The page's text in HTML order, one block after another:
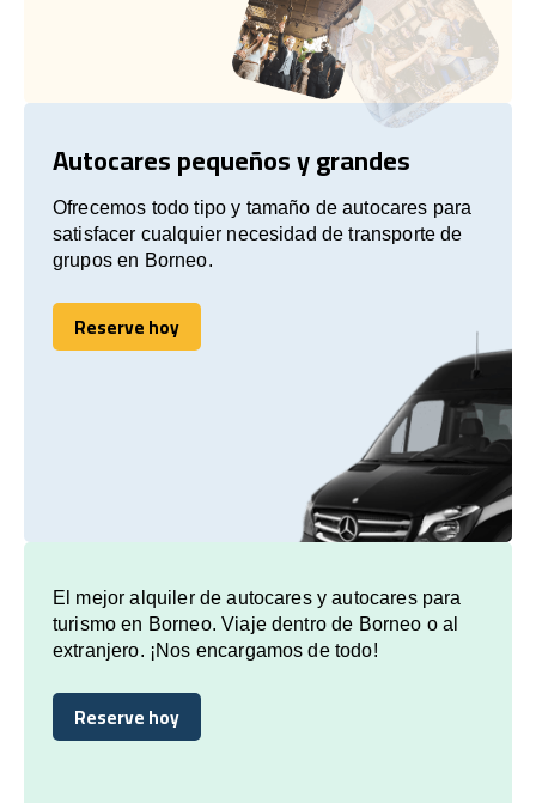
Autocares pequeños y grandes
Ofrecemos todo tipo y tamaño de autocares para
satisfacer cualquier necesidad de transporte de
grupos en Borneo.
Reserve hoy
Reserve hoy
El mejor alquiler de autocares y autocares para
turismo en Borneo. Viaje dentro de Borneo o al
extranjero. ¡Nos encargamos de todo!
Reserve hoy
Reserve hoy